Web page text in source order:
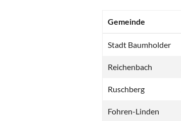
Gemeinde
Stadt Baumholder
Reichenbach
Ruschberg
Fohren-Linden